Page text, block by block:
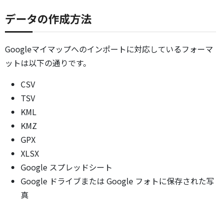
データの作成方法
Googleマイマップへのインポートに対応しているフォーマ
ットは以下の通りです。
CSV
TSV
KML
KMZ
GPX
XLSX
Google スプレッドシート
Google ドライブまたは Google フォトに保存された写
真